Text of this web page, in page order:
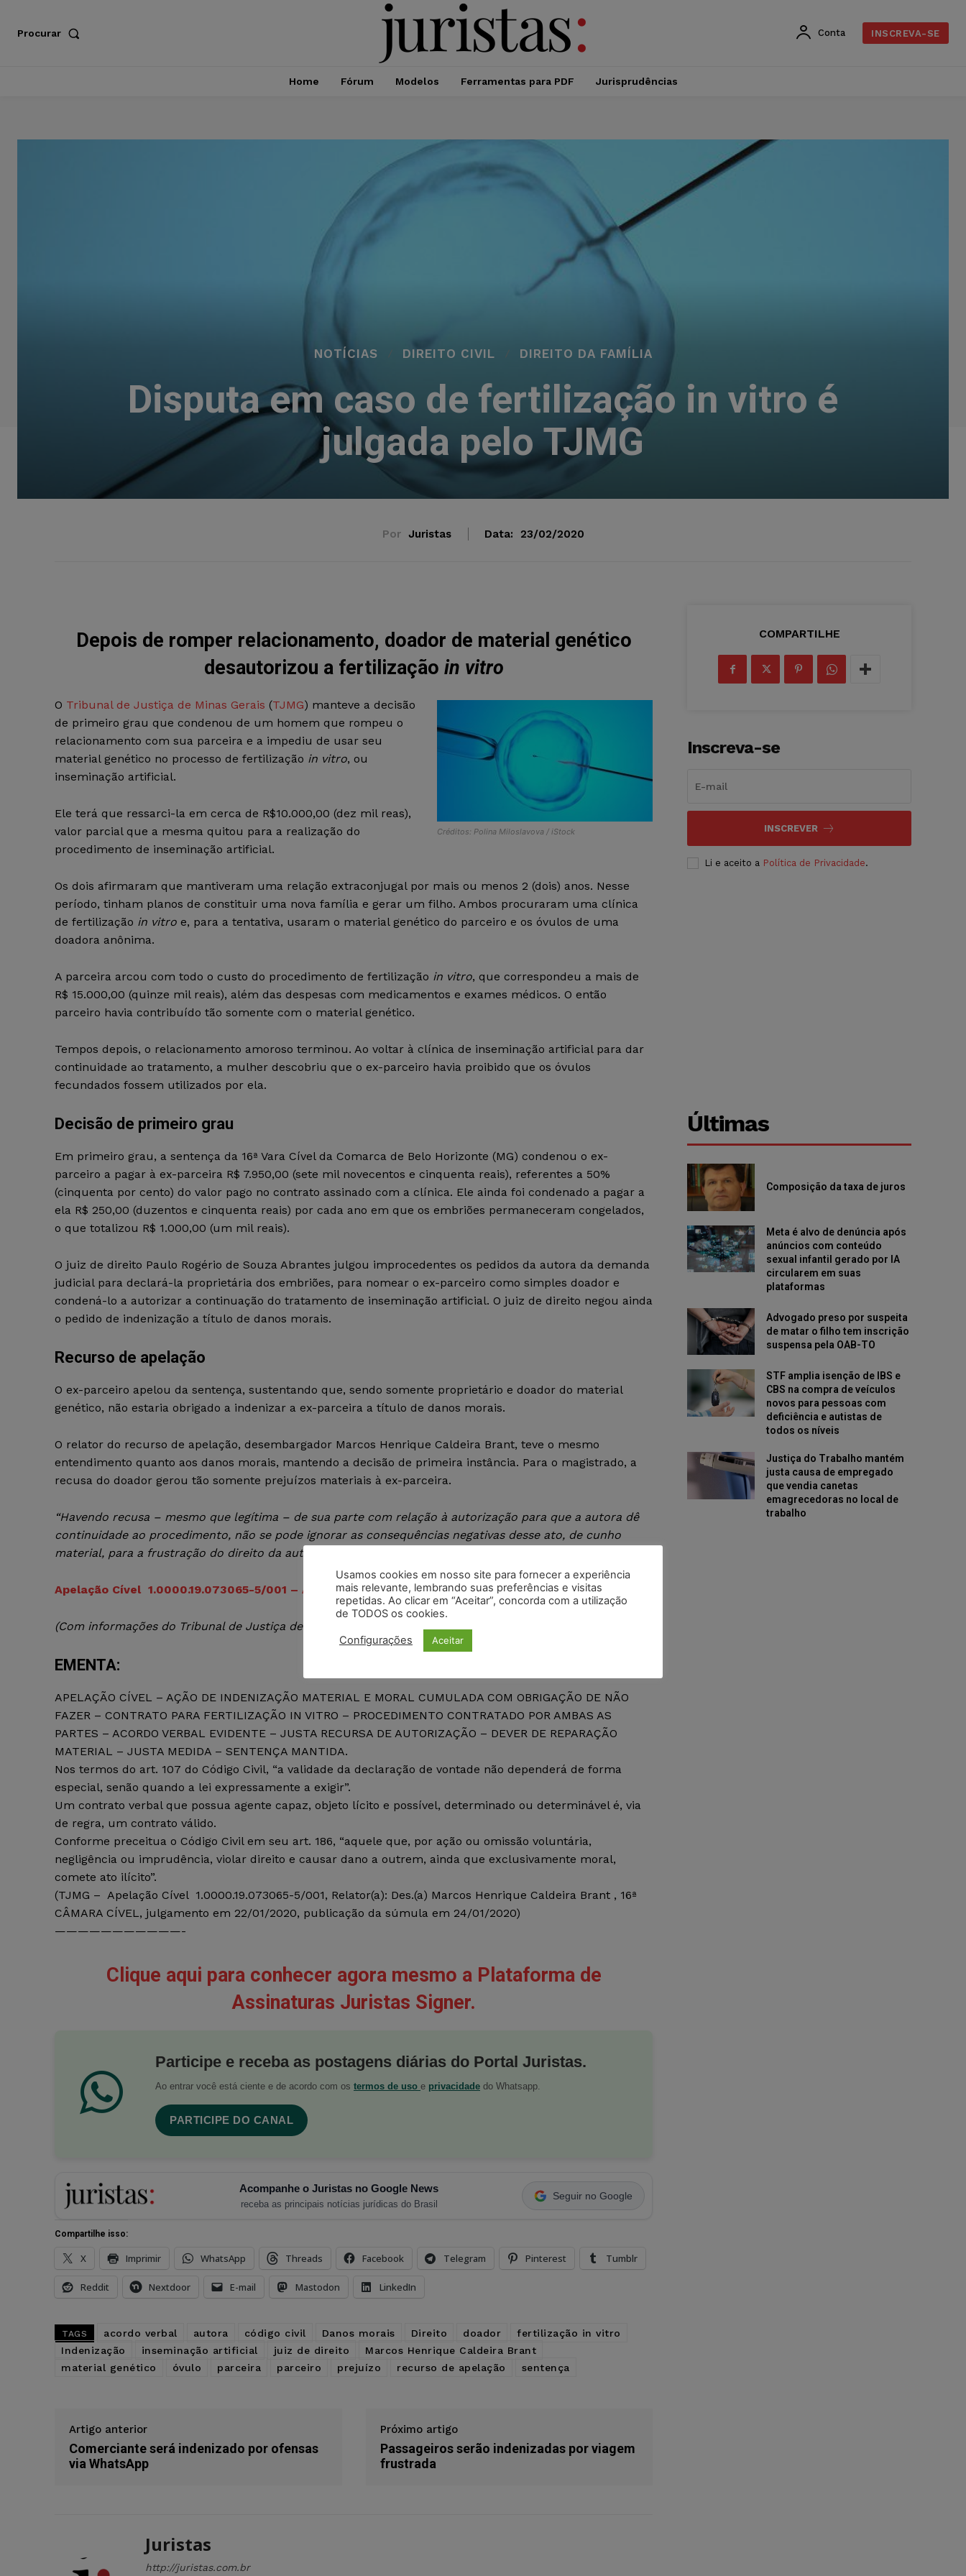
Procurar Conta INSCREVA-SE
Home Fórum Modelos Ferramentas para PDF Jurisprudências
NOTÍCIAS DIREITO CIVIL DIREITO DA FAMÍLIA
Disputa em caso de fertilização in vitro é
julgada pelo TJMG
Por Juristas Data: 23/02/2020
Depois de romper relacionamento, doador de material genético
desautorizou a fertilização in vitro
Créditos: Polina Miloslavova / iStock
O Tribunal de Justiça de Minas Gerais (TJMG) manteve a decisão
de primeiro grau que condenou de um homem que rompeu o
relacionamento com sua parceira e a impediu de usar seu
material genético no processo de fertilização in vitro, ou
inseminação artificial.
Ele terá que ressarci-la em cerca de R$10.000,00 (dez mil reas),
valor parcial que a mesma quitou para a realização do
procedimento de inseminação artificial.
Os dois afirmaram que mantiveram uma relação extraconjugal por mais ou menos 2 (dois) anos. Nesse
período, tinham planos de constituir uma nova família e gerar um filho. Ambos procuraram uma clínica
de fertilização in vitro e, para a tentativa, usaram o material genético do parceiro e os óvulos de uma
doadora anônima.
A parceira arcou com todo o custo do procedimento de fertilização in vitro, que correspondeu a mais de
R$ 15.000,00 (quinze mil reais), além das despesas com medicamentos e exames médicos. O então
parceiro havia contribuído tão somente com o material genético.
Tempos depois, o relacionamento amoroso terminou. Ao voltar à clínica de inseminação artificial para dar
continuidade ao tratamento, a mulher descobriu que o ex-parceiro havia proibido que os óvulos
fecundados fossem utilizados por ela.
Decisão de primeiro grau
Em primeiro grau, a sentença da 16ª Vara Cível da Comarca de Belo Horizonte (MG) condenou o ex-
parceiro a pagar à ex-parceira R$ 7.950,00 (sete mil novecentos e cinquenta reais), referentes a 50%
(cinquenta por cento) do valor pago no contrato assinado com a clínica. Ele ainda foi condenado a pagar a
ela R$ 250,00 (duzentos e cinquenta reais) por cada ano em que os embriões permaneceram congelados,
o que totalizou R$ 1.000,00 (um mil reais).
O juiz de direito Paulo Rogério de Souza Abrantes julgou improcedentes os pedidos da autora da demanda
judicial para declará-la proprietária dos embriões, para nomear o ex-parceiro como simples doador e
condená-lo a autorizar a continuação do tratamento de inseminação artificial. O juiz de direito negou ainda
o pedido de indenização a título de danos morais.
Recurso de apelação
O ex-parceiro apelou da sentença, sustentando que, sendo somente proprietário e doador do material
genético, não estaria obrigado a indenizar a ex-parceira a título de danos morais.
O relator do recurso de apelação, desembargador Marcos Henrique Caldeira Brant, teve o mesmo
entendimento quanto aos danos morais, mantendo a decisão de primeira instância. Para o magistrado, a
recusa do doador gerou tão somente prejuízos materiais à ex-parceira.
“Havendo recusa – mesmo que legítima – de sua parte com relação à autorização para que a autora dê
continuidade ao procedimento, não se pode ignorar as consequências negativas desse ato, de cunho
material, para a frustração do direito da autora”,
Apelação Cível 1.0000.19.073065-5/001 – Acórdão (inteiro teor para download).
(Com informações do Tribunal de Justiça de Minas Gerais – TJMG)
EMENTA:
APELAÇÃO CÍVEL – AÇÃO DE INDENIZAÇÃO MATERIAL E MORAL CUMULADA COM OBRIGAÇÃO DE NÃO
FAZER – CONTRATO PARA FERTILIZAÇÃO IN VITRO – PROCEDIMENTO CONTRATADO POR AMBAS AS
PARTES – ACORDO VERBAL EVIDENTE – JUSTA RECURSA DE AUTORIZAÇÃO – DEVER DE REPARAÇÃO
MATERIAL – JUSTA MEDIDA – SENTENÇA MANTIDA.
Nos termos do art. 107 do Código Civil, “a validade da declaração de vontade não dependerá de forma
especial, senão quando a lei expressamente a exigir”.
Um contrato verbal que possua agente capaz, objeto lícito e possível, determinado ou determinável é, via
de regra, um contrato válido.
Conforme preceitua o Código Civil em seu art. 186, “aquele que, por ação ou omissão voluntária,
negligência ou imprudência, violar direito e causar dano a outrem, ainda que exclusivamente moral,
comete ato ilícito”.
(TJMG – Apelação Cível 1.0000.19.073065-5/001, Relator(a): Des.(a) Marcos Henrique Caldeira Brant , 16ª
CÂMARA CÍVEL, julgamento em 22/01/2020, publicação da súmula em 24/01/2020)
———————————-
Clique aqui para conhecer agora mesmo a Plataforma de
Assinaturas Juristas Signer.
Participe e receba as postagens diárias do Portal Juristas.
Ao entrar você está ciente e de acordo com os termos de uso e privacidade do Whatsapp.
PARTICIPE DO CANAL
Acompanhe o Juristas no Google News
receba as principais notícias jurídicas do Brasil
Seguir no Google
Compartilhe isso:
X Imprimir WhatsApp Threads Facebook Telegram Pinterest Tumblr
Reddit Nextdoor E-mail Mastodon LinkedIn
TAGS acordo verbal autora código civil Danos morais Direito doador
fertilização in vitro
Indenização
inseminação artificial juiz de direito
Marcos Henrique Caldeira Brant
material genético
óvulo parceira parceiro prejuízo recurso de apelação sentença
Artigo anterior
Comerciante será indenizado por ofensas
via WhatsApp
Próximo artigo
Passageiros serão indenizadas por viagem
frustrada
Juristas
http://juristas.com.br
COMPARTILHE
Inscreva-se
INSCREVER
Li e aceito a Política de Privacidade.
Últimas
Composição da taxa de juros
Meta é alvo de denúncia após
anúncios com conteúdo
sexual infantil gerado por IA
circularem em suas
plataformas
Advogado preso por suspeita
de matar o filho tem inscrição
suspensa pela OAB-TO
STF amplia isenção de IBS e
CBS na compra de veículos
novos para pessoas com
deficiência e autistas de
todos os níveis
Justiça do Trabalho mantém
justa causa de empregado
que vendia canetas
emagrecedoras no local de
trabalho
Usamos cookies em nosso site para fornecer a experiência
mais relevante, lembrando suas preferências e visitas
repetidas. Ao clicar em “Aceitar”, concorda com a utilização
de TODOS os cookies.
Configurações Aceitar